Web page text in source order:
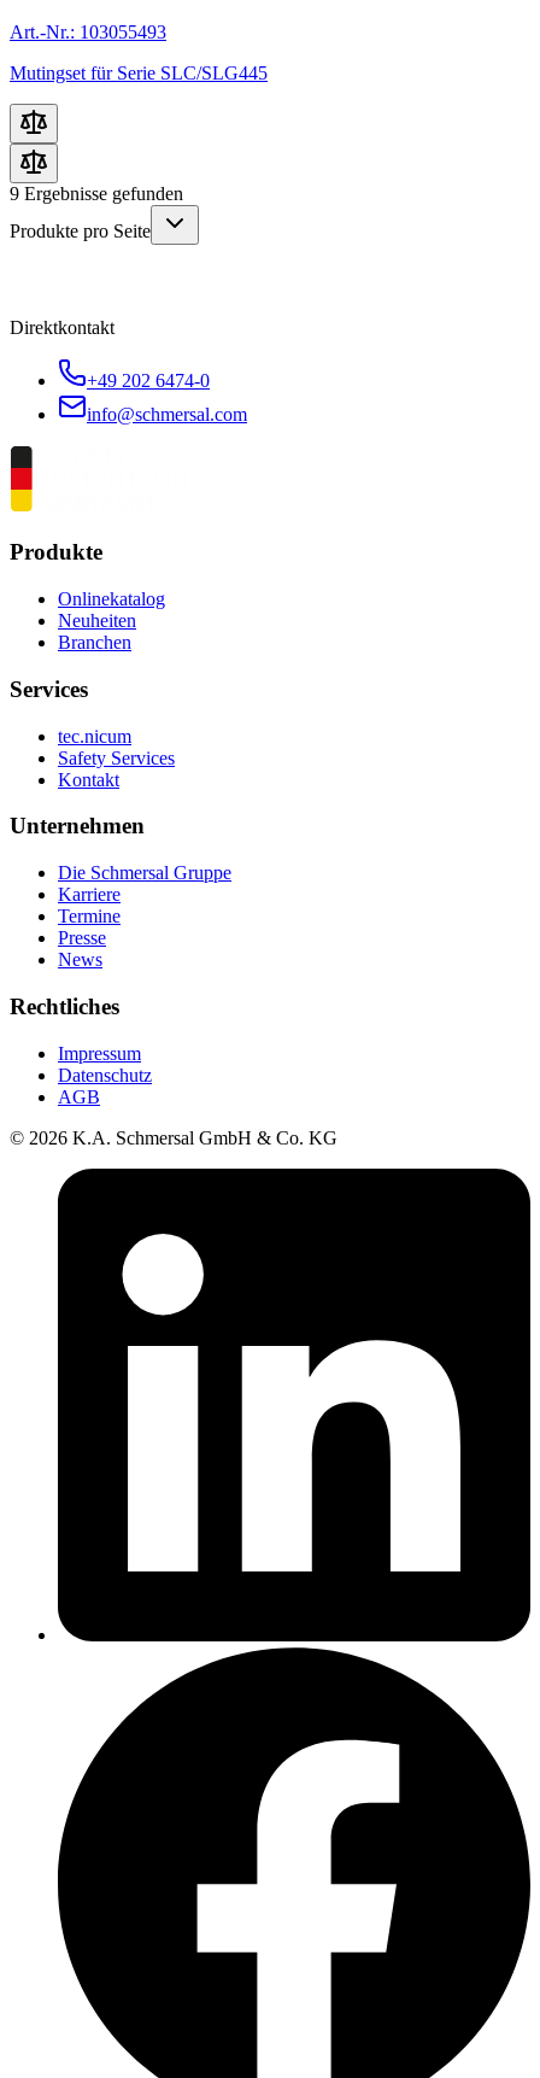
Art.-Nr.: 103055493
Mutingset für Serie SLC/SLG445
9 Ergebnisse gefunden
Produkte pro Seite
Direktkontakt
+49 202 6474-0
info@schmersal.com
Produkte
Onlinekatalog
Neuheiten
Branchen
Services
tec.nicum
Safety Services
Kontakt
Unternehmen
Die Schmersal Gruppe
Karriere
Termine
Presse
News
Rechtliches
Impressum
Datenschutz
AGB
© 2026 K.A. Schmersal GmbH & Co. KG